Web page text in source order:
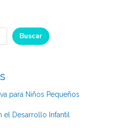
Buscar
para Niños Pequeños
el Desarrollo Infantil